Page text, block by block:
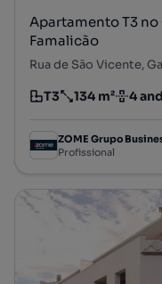
Apartamento T3
Famalicão
Rua de São Vicente,
Tipologia
T3
Preço por metro
134 m²
Andar 4
ZOME Grupo
Profissional